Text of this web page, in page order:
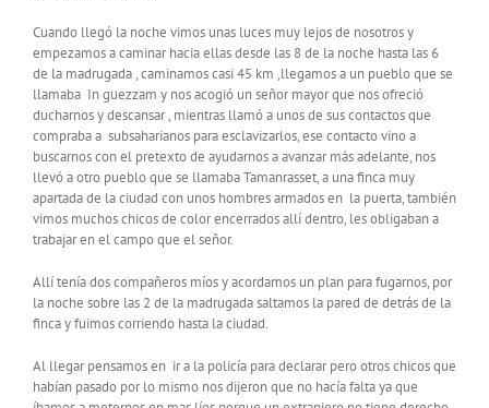
Cuando llegó la noche vimos unas luces muy lejos de nosotros y
empezamos a caminar hacia ellas desde las 8 de la noche hasta las 6
de la madrugada , caminamos casi 45 km ,llegamos a un pueblo que se
llamaba In guezzam y nos acogió un señor mayor que nos ofreció
ducharnos y descansar , mientras llamó a unos de sus contactos que
compraba a subsaharianos para esclavizarlos, ese contacto vino a
buscarnos con el pretexto de ayudarnos a avanzar más adelante, nos
llevó a otro pueblo que se llamaba Tamanrasset, a una finca muy
apartada de la ciudad con unos hombres armados en la puerta, también
vimos muchos chicos de color encerrados allí dentro, les obligaban a
trabajar en el campo que el señor.
Allí tenía dos compañeros míos y acordamos un plan para fugarnos, por
la noche sobre las 2 de la madrugada saltamos la pared de detrás de la
finca y fuimos corriendo hasta la ciudad.
Al llegar pensamos en ir a la policía para declarar pero otros chicos que
habían pasado por lo mismo nos dijeron que no hacía falta ya que